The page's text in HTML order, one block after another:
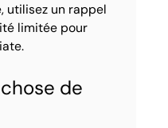
utilisez un rappel
limitée pour
de